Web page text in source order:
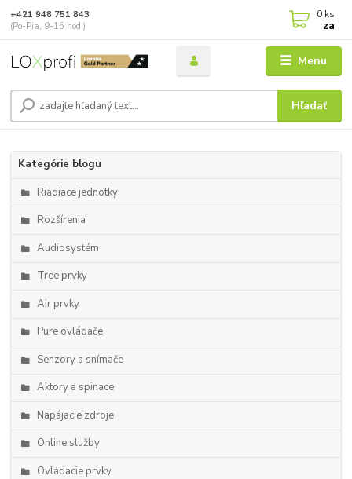
Menu
Hľadať
+421 948 751 843
(Po-Pia, 9-15 hod.)
0 ks
za
Kategórie blogu
Riadiace jednotky
Rozšírenia
Audiosystém
Tree prvky
Air prvky
Pure ovládače
Senzory a snímače
Aktory a spinace
Napájacie zdroje
Online služby
Ovládacie prvky